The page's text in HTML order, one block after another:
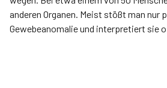
anderen Organen. Meist stößt man nur
Gewebeanomalie und interpretiert­ sie